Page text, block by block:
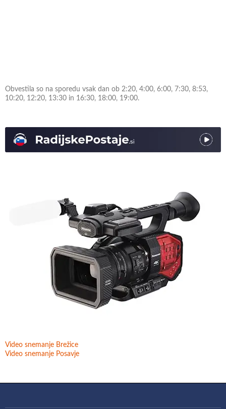
Obvestila so na sporedu vsak dan ob 2:20, 4:00, 6:00, 7:30, 8:53,
10:20, 12:20, 13:30 in 16:30, 18:00, 19:00.
Video snemanje Brežice
Video snemanje Posavje